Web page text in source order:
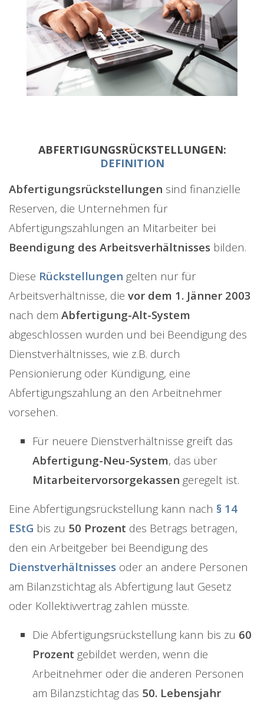
ABFERTIGUNGSRÜCKSTELLUNGEN:
DEFINITION
Abfertigungsrückstellungen sind finanzielle
Reserven, die Unternehmen für
Abfertigungszahlungen an Mitarbeiter bei
Beendigung des Arbeitsverhältnisses bilden.
Diese Rückstellungen gelten nur für
Arbeitsverhältnisse, die vor dem 1. Jänner 2003
nach dem Abfertigung-Alt-System
abgeschlossen wurden und bei Beendigung des
Dienstverhältnisses, wie z.B. durch
Pensionierung oder Kündigung, eine
Abfertigungszahlung an den Arbeitnehmer
vorsehen.
Für neuere Dienstverhältnisse greift das
Abfertigung-Neu-System, das über
Mitarbeitervorsorgekassen geregelt ist.
Eine Abfertigungsrückstellung kann nach § 14
EStG bis zu 50 Prozent des Betrags betragen,
den ein Arbeitgeber bei Beendigung des
Dienstverhältnisses oder an andere Personen
am Bilanzstichtag als Abfertigung laut Gesetz
oder Kollektivvertrag zahlen müsste.
Die Abfertigungsrückstellung kann bis zu 60
Prozent gebildet werden, wenn die
Arbeitnehmer oder die anderen Personen
am Bilanzstichtag das 50. Lebensjahr